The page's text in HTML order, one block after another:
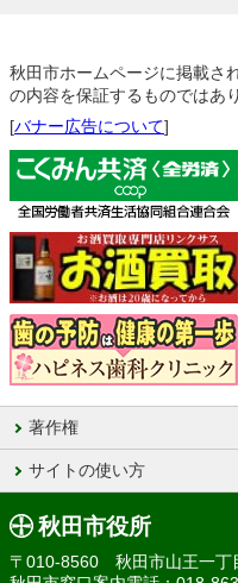
秋田市ホームページに掲載さ
の内容を保証するものではあ
[バナー広告について]
著作権
サイトの使い方
秋田市役所
〒010-8560 秋田市山王一丁